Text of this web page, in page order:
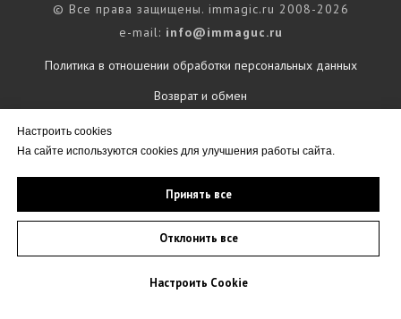
© Все права защищены. immagic.ru 2008-2026
e-mail: info@immaguc.ru
Политика в отношении обработки персональных данных
Возврат и обмен
Настроить cookies
На сайте используются cookies для улучшения работы сайта.
Принять все
Отклонить все
Настроить Cookie